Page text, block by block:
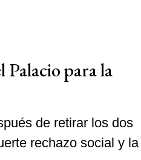
Palacio para la
de retirar los dos
rechazo social y la